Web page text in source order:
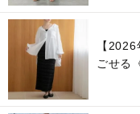
【
ごせる